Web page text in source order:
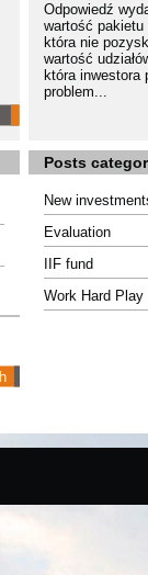
Odpowiedź
wartość pakietu
która nie
wartość
która inwestora
problem...
Posts
New
Evaluation
IIF fund
Work Hard Play